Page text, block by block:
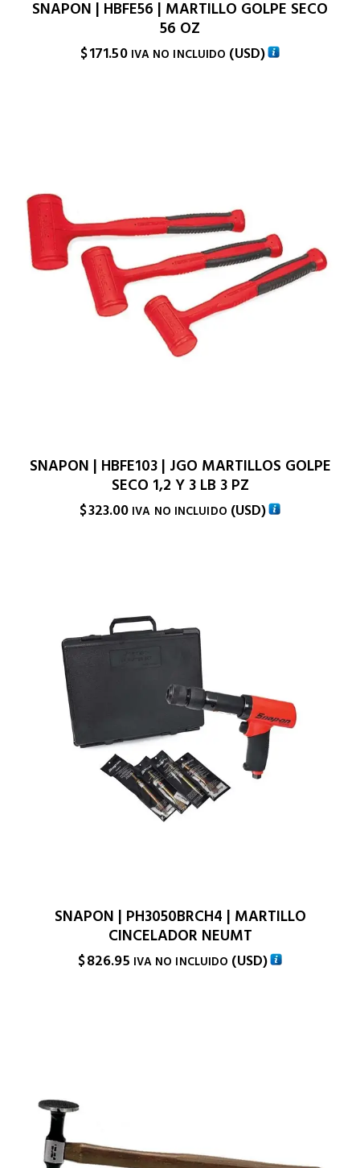
SNAPON | HBFE56 | MARTILLO GOLPE SECO
56 OZ
$171.50 IVA NO INCLUIDO (USD)
SNAPON | HBFE103 | JGO MARTILLOS GOLPE
SECO 1,2 Y 3 LB 3 PZ
$323.00 IVA NO INCLUIDO (USD)
SNAPON | PH3050BRCH4 | MARTILLO
CINCELADOR NEUMT
$826.95 IVA NO INCLUIDO (USD)